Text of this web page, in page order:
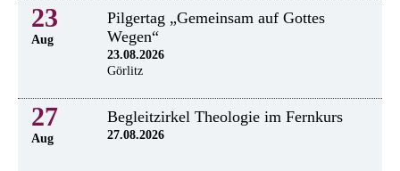
23
Aug
Pilgertag „Gemeinsam auf Gottes
Wegen“
23.08.2026
Görlitz
27
Aug
Begleitzirkel Theologie im Fernkurs
27.08.2026